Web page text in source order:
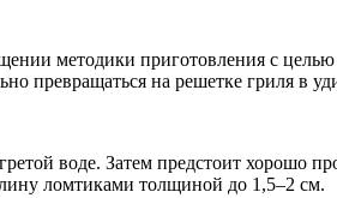
методики приготовления с
превращаться на решетке гриля в
воде. Затем предстоит хорошо
ломтиками толщиной до 1,5–2 см.